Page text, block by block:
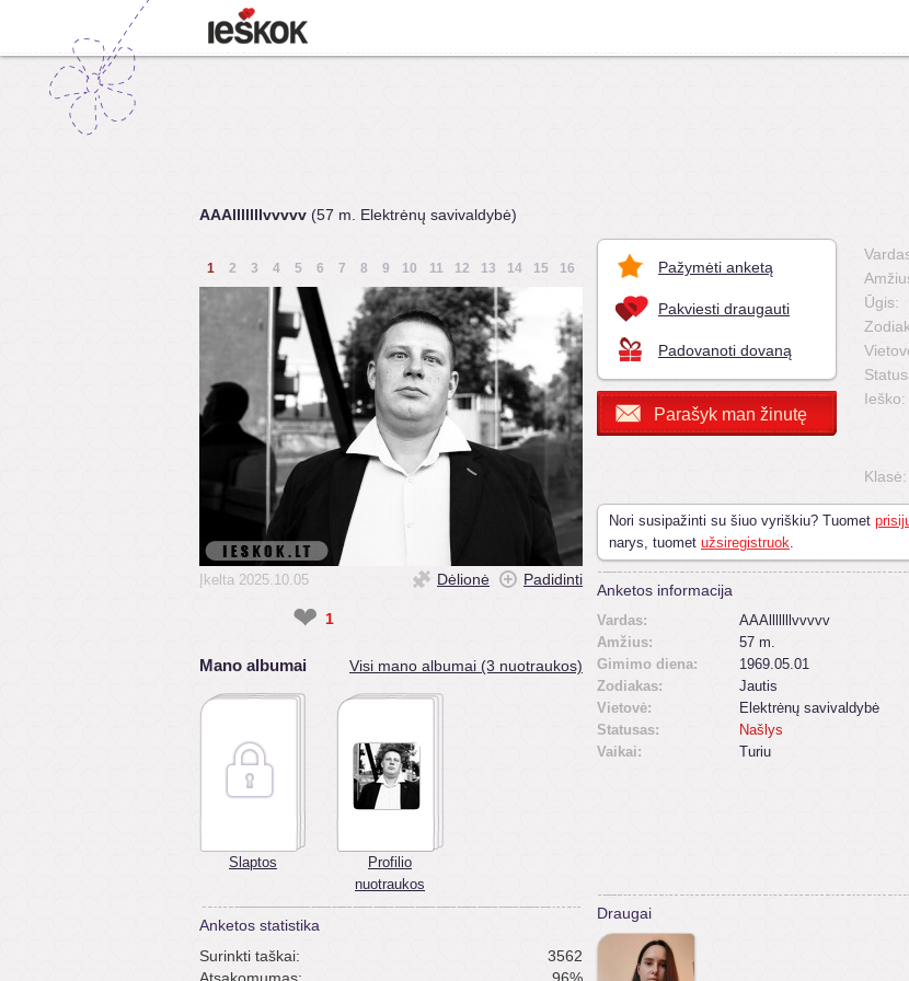
AAAlllllllvvvvv (57 m. Elektrėnų savivaldybė)
1 2 3 4 5 6 7 8 9 10 11 12 13 14 15 16
Įkelta 2025.10.05 Dėlionė Padidinti
❤ 1
Mano albumai Visi mano albumai (3 nuotraukos)
Slaptos
Profilio
nuotraukos
Anketos statistika
Surinkti taškai:
3562
Pažymėti anketą
Pakviesti draugauti
Padovanoti dovaną
Parašyk man žinutę
Ūgis:
Ieško:
Klasė:
Nori susipažinti su šiuo vyriškiu? Tuomet
narys, tuomet užsiregistruok.
Anketos informacija
Vardas:
AAAlllllllvvvvv
Amžius:
57 m.
Gimimo diena:
1969.05.01
Zodiakas:
Jautis
Vietovė:
Elektrėnų savivaldybė
Statusas:
Našlys
Vaikai:
Turiu
Draugai